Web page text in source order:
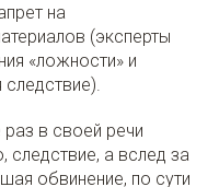
на
(эксперты
«ложности» и
в своей речи
следствие, а вслед за
обвинение, по сути